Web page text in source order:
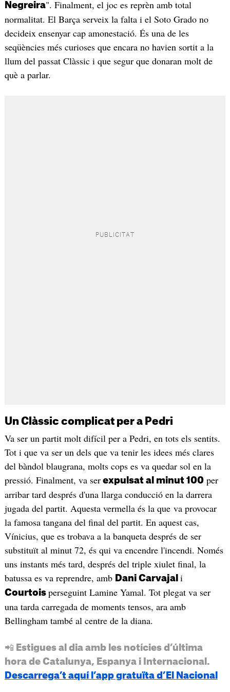
Negreira". Finalment, el joc es reprèn amb total
normalitat. El Barça serveix la falta i el Soto Grado no
decideix ensenyar cap amonestació. És una de les
seqüències més curioses que encara no havien sortit a la
llum del passat Clàssic i que segur que donaran molt de
què a parlar.
Un Clàssic complicat per a Pedri
Va ser un partit molt difícil per a Pedri, en tots els sentits.
Tot i que va ser un dels que va tenir les idees més clares
del bàndol blaugrana, molts cops es va quedar sol en la
pressió. Finalment, va serexpulsat al minut 100per
arribar tard després d'una llarga conducció en la darrera
jugada del partit. Aquesta vermella és la que va provocar
la famosa tangana del final del partit. En aquest cas,
Vínicius, que es trobava a la banqueta després de ser
substituït al minut 72, és qui va encendre l'incendi. Només
uns instants més tard, després del triple xiulet final, la
batussa es va reprendre, amb Dani Carvajal i
Courtois perseguint Lamine Yamal. Tot plegat va ser
una tarda carregada de moments tensos, ara amb
Bellingham també al centre de la diana.
📲 Estigues al dia amb les notícies d’última
hora de Catalunya, Espanya i Internacional.
Descarrega’t aquí l’app gratuïta d’El Nacional